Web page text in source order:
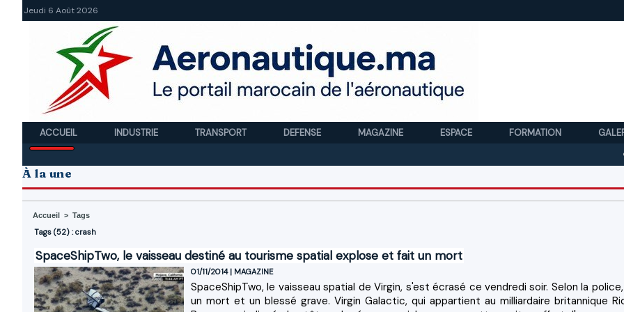
Jeudi 6 Août 2026
ACCUEIL INDUSTRIE TRANSPORT DEFENSE MAGAZINE ESPACE FORMATION
À la une
Accueil > Tags
Tags (52) : crash
SpaceShipTwo, le vaisseau destiné au tourisme spatial explose et fait un mort
01/11/2014| MAGAZINE
SpaceShipTwo, le vaisseau spatial de Virgin, s'est écrasé ce vendredi soir. Selon la
un mort et un blessé grave. Virgin Galactic, qui appartient au milliardaire britannique